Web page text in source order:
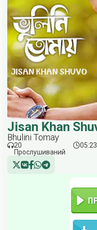
Jisan Khan
Bhulini Tomay
20
Прослушиваний
05:23